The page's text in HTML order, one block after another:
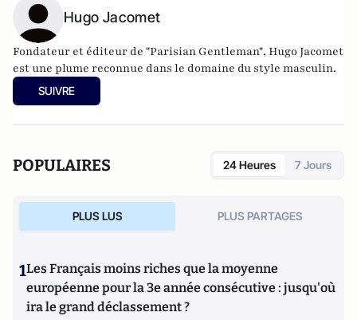
Hugo Jacomet
Fondateur et éditeur de "Parisian Gentleman", Hugo Jacomet
est une plume reconnue dans le domaine du style masculin.
SUIVRE
POPULAIRES 24 Heures 7 Jours
PLUS LUS PLUS PARTAGES
1Les Français moins riches que la moyenne
européenne pour la 3e année consécutive : jusqu'où
ira le grand déclassement ?